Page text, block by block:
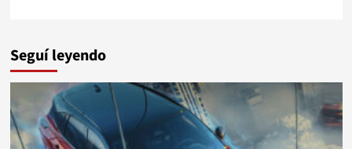
Seguí leyendo